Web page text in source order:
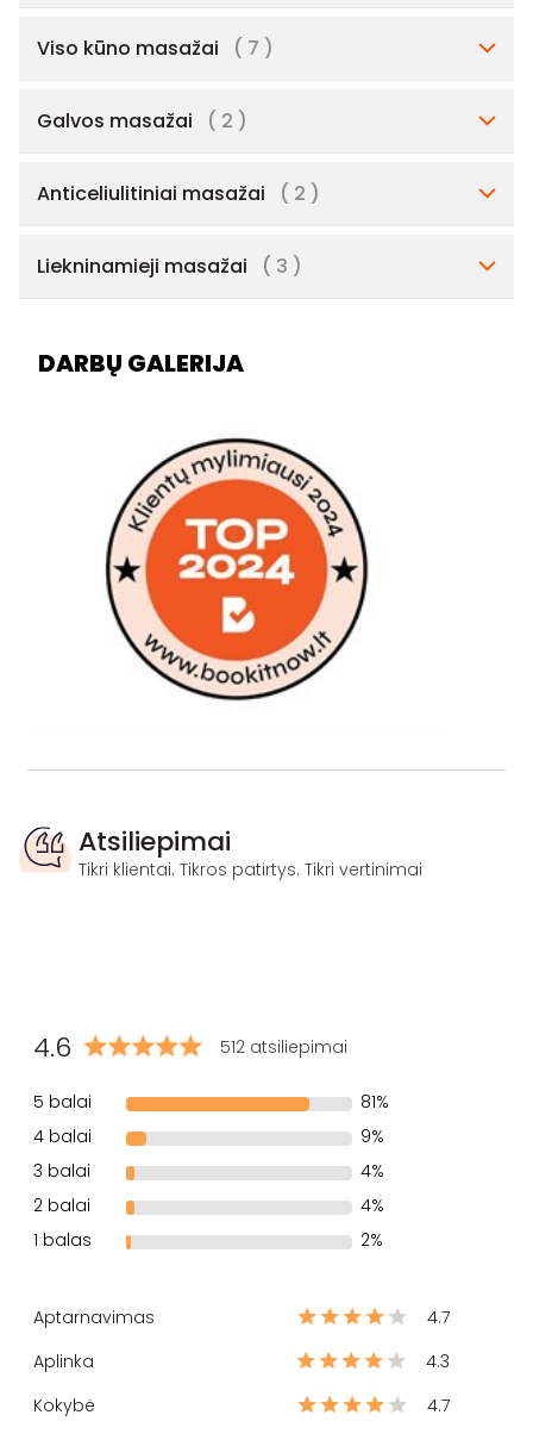
Viso kūno masažai ( 7 )
Galvos masažai ( 2 )
Anticeliulitiniai masažai ( 2 )
Liekninamieji masažai ( 3 )
DARBŲ GALERIJA
Atsiliepimai
Tikri klientai. Tikros patirtys. Tikri vertinimai
4.6 512 atsiliepimai
5 balai
81%
4 balai
9%
3 balai
4%
2 balai
4%
1 balas
2%
Aptarnavimas
4.7
Aplinka
4.3
Kokybė
4.7